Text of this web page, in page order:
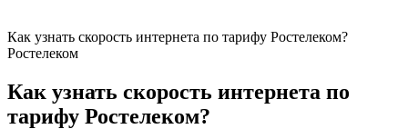
Как узнать скорость интернета по тарифу Ростелеком?
Ростелеком
Как узнать скорость интернета по
тарифу Ростелеком?